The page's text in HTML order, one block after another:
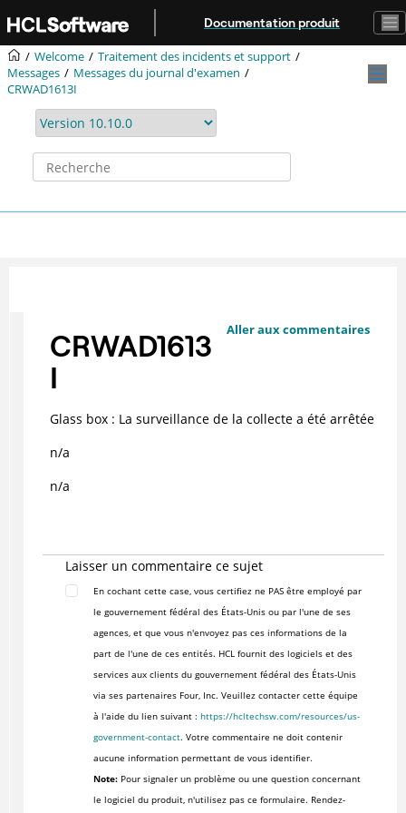
Aller au contenu principal
Documentation produit
Welcome
Traitement des incidents et support
Messages
Messages du journal d'examen
CRWAD1613I
Aller aux commentaires
CRWAD1613
I
Glass box : La surveillance de la collecte a été arrêtée
n/a
n/a
Laisser un commentaire ce sujet
En cochant cette case, vous certifiez ne PAS être employé par
le gouvernement fédéral des États-Unis ou par l'une de ses
agences, et que vous n'envoyez pas ces informations de la
part de l'une de ces entités. HCL fournit des logiciels et des
services aux clients du gouvernement fédéral des États-Unis
via ses partenaires Four, Inc. Veuillez contacter cette équipe
à l'aide du lien suivant : https://hcltechsw.com/resources/us-
government-contact. Votre commentaire ne doit contenir
aucune information permettant de vous identifier.
Note:Pour signaler un problème ou une question concernant
le logiciel du produit, n'utilisez pas ce formulaire. Rendez-